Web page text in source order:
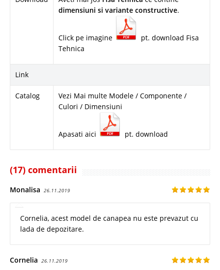
dimensiuni si variante constructive.
Click pe imagine
pt. download Fisa
Tehnica
Link
Catalog
Vezi Mai multe Modele / Componente /
Culori / Dimensiuni
Apasati aici pt. download
(17) comentarii
Monalisa 26.11.2019
Cornelia, acest model de canapea nu este prevazut cu
lada de depozitare.
Cornelia 26.11.2019